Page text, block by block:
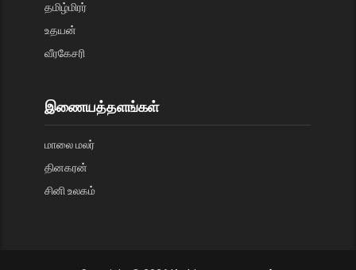
தமிழ்மிரர்
உதயன்
வீரகேசரி
இணையத்தளங்கள்
மாலை மலர்
தினகரன்
சினி உலகம்